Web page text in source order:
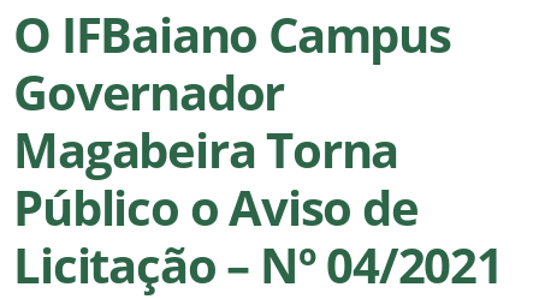
O IFBaiano Campus
Governador
Magabeira Torna
Público o Aviso de
Licitação – Nº 04/2021